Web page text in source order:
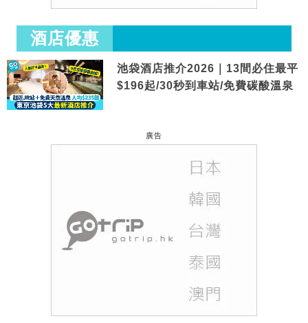
酒店優惠
池袋酒店推介2026｜13間必住最平
$196起/30秒到車站/免費碳酸溫泉
廣告